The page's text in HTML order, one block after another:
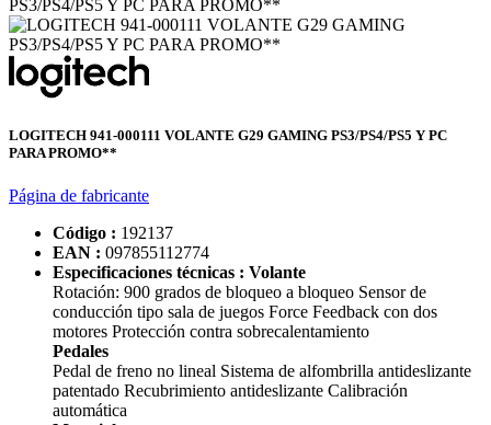
LOGITECH 941-000111 VOLANTE G29 GAMING PS3/PS4/PS5 Y PC
PARA PROMO**
Página de fabricante
Código : 192137
EAN : 097855112774
Especificaciones técnicas : Volante
Rotación: 900 grados de bloqueo a bloqueo Sensor de
conducción tipo sala de juegos Force Feedback con dos
motores Protección contra sobrecalentamiento
Pedales
Pedal de freno no lineal Sistema de alfombrilla antideslizante
patentado Recubrimiento antideslizante Calibración
automática